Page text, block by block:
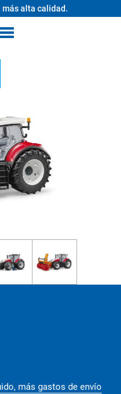
más alta calidad.
más gastos de envío